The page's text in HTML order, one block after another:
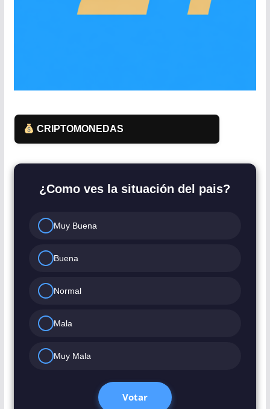
CRIPTOMONEDAS
¿Como ves la situación del pais?
Muy Buena
Buena
Normal
Mala
Muy Mala
Votar